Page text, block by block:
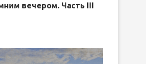
вечером. Часть III